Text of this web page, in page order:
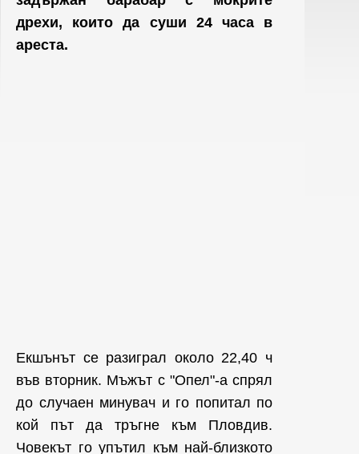
дрехи, които да суши 24 часа в
ареста.
Екшънът се разиграл около 22,40 ч
във вторник. Мъжът с "Опел"-а спрял
до случаен минувач и го попитал по
кой път да тръгне към Пловдив.
Човекът го упътил към най-близкото